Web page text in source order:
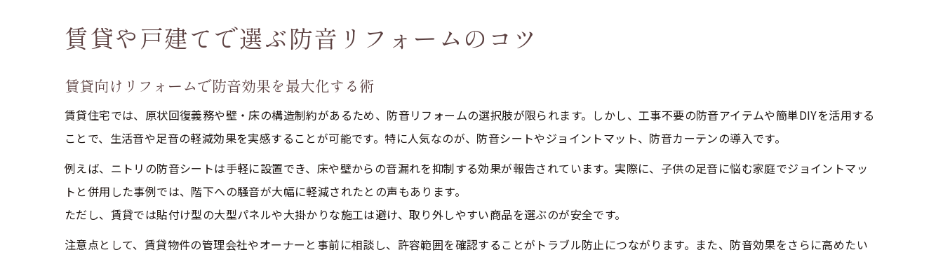
賃貸や戸建てで選ぶ防音リフォームのコツ
賃貸向けリフォームで防音効果を最大化する術
賃貸住宅では、原状回復義務や壁・床の構造制約があるため、防音リフォームの選択肢が限られます。しかし、工事不要の防音アイテムや簡単DIYを活用する
ことで、生活音や足音の軽減効果を実感することが可能です。特に人気なのが、防音シートやジョイントマット、防音カーテンの導入です。
例えば、ニトリの防音シートは手軽に設置でき、床や壁からの音漏れを抑制する効果が報告されています。実際に、子供の足音に悩む家庭でジョイントマッ
トと併用した事例では、階下への騒音が大幅に軽減されたとの声もあります。
ただし、賃貸では貼付け型の大型パネルや大掛かりな施工は避け、取り外しやすい商品を選ぶのが安全です。
注意点として、賃貸物件の管理会社やオーナーと事前に相談し、許容範囲を確認することがトラブル防止につながります。また、防音効果をさらに高めたい